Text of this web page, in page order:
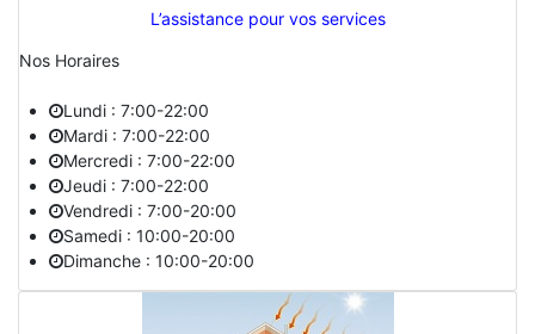
L’assistance pour vos services
Nos Horaires
Lundi : 7:00-22:00
Mardi : 7:00-22:00
Mercredi : 7:00-22:00
Jeudi : 7:00-22:00
Vendredi : 7:00-20:00
Samedi : 10:00-20:00
Dimanche : 10:00-20:00